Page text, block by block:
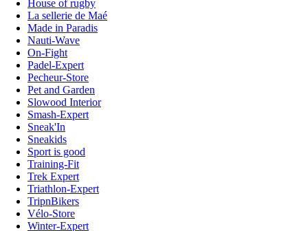
House of rugby
La sellerie de Maé
Made in Paradis
Nauti-Wave
On-Fight
Padel-Expert
Pecheur-Store
Pet and Garden
Slowood Interior
Smash-Expert
Sneak'In
Sneakids
Sport is good
Training-Fit
Trek Expert
Triathlon-Expert
TripnBikers
Vélo-Store
Winter-Expert